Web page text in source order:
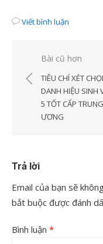
Viết bình luận
Điều
hướng
viết
Bài cũ hơn
TIÊU CHÍ XÉT
DANH HIỆU SINH
5 TỐT CẤP TRUNG
ƯƠNG
Trả lời
Email của bạn sẽ
bắt buộc được đánh
Bình luận *